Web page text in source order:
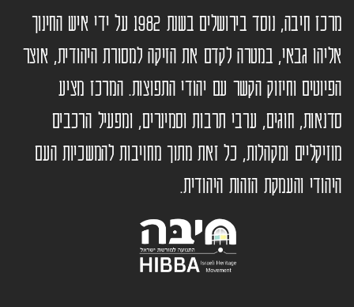
מרכז חיבה, נוסד בירושלים בשנת 1982 על ידי איש החינוך
אליהו גבאי, במטרה לקדם את הזיקה למסורת היהודית, אוצר
הפיוטים וחיזוק הקשר עם יהודי התפוצות. המרכז מציע
סדנאות, חוגים, ערבי תרבות וסמינרים, ומפעיל הרכבים
מוזיקליים ומקהלות, כל זאת מתוך מחויבות להמשכיות העם
היהודי והעמקת הזהות היהודית.